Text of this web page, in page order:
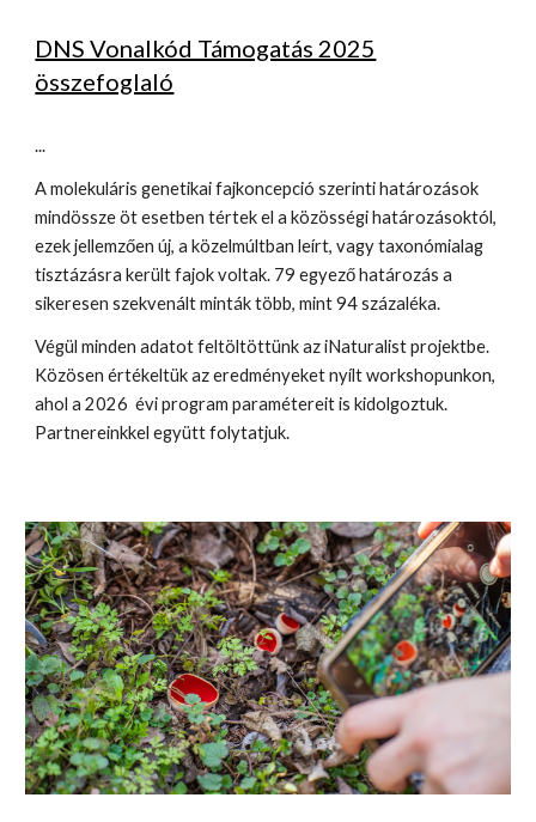
DNS Vonalkód Támogatás 2025
összefoglaló
...
A molekuláris genetikai fajkoncepció szerinti határozások
mindössze öt esetben tértek el a közösségi határozásoktól,
ezek jellemzően új, a közelmúltban leírt, vagy taxonómialag
tisztázásra került fajok voltak. 79 egyező határozás a
sikeresen szekvenált minták több, mint 94 százaléka.
Végül minden adatot feltöltöttünk az iNaturalist projektbe.
Közösen értékeltük az eredményeket nyílt workshopunkon,
ahol a 2026 évi program paramétereit is kidolgoztuk.
Partnereinkkel együtt folytatjuk.